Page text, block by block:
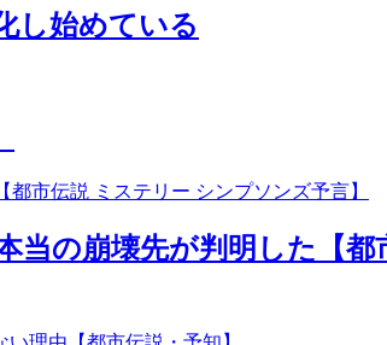
し始めている
当の崩壊先が判明した【